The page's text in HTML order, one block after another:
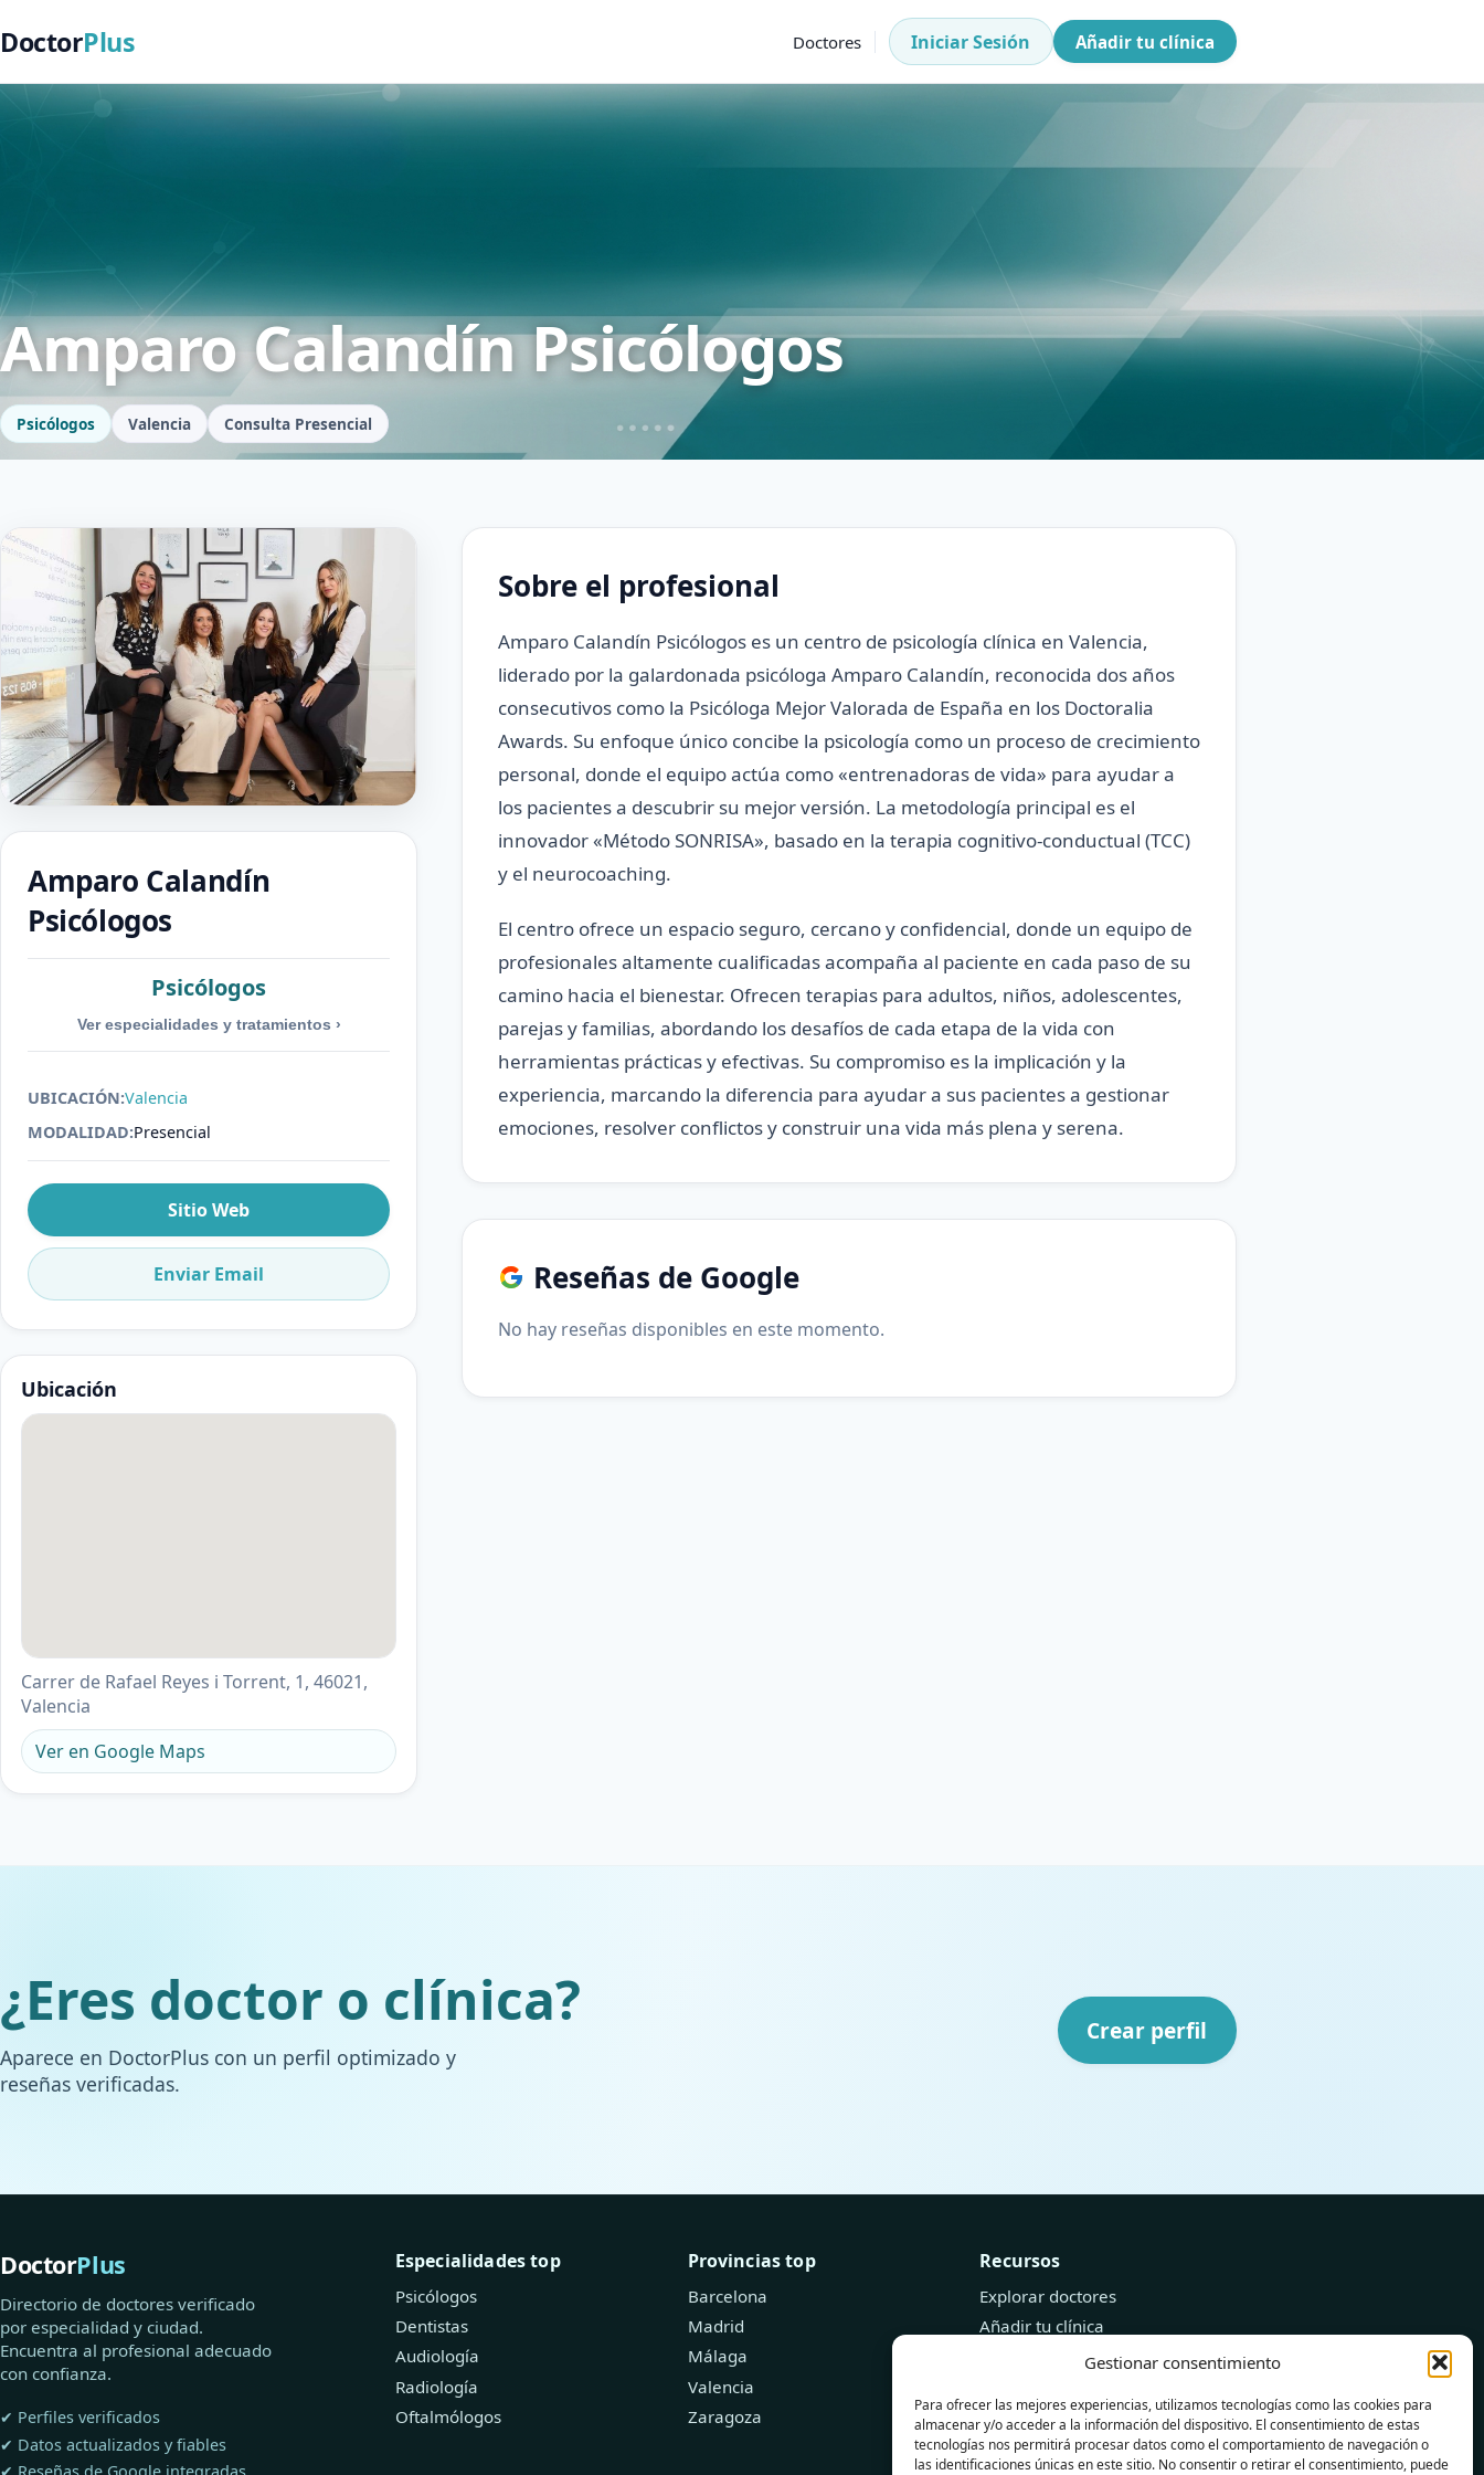
Gestionar consentimiento
Para ofrecer las mejores experiencias, utilizamos tecnologías como las cookies para
almacenar y/o acceder a la información del dispositivo. El consentimiento de estas
tecnologías nos permitirá procesar datos como el comportamiento de navegación o
las identificaciones únicas en este sitio. No consentir o retirar el consentimiento, puede
DoctorPlus Doctores Iniciar Sesión Añadir tu clínica
Amparo Calandín Psicólogos
Psicólogos Valencia Consulta Presencial
Amparo Calandín
Psicólogos
Psicólogos
Ver especialidades y tratamientos ›
UBICACIÓN:Valencia
MODALIDAD:Presencial
Sitio Web
Enviar Email
Ubicación
Carrer de Rafael Reyes i Torrent, 1, 46021,
Valencia
Ver en Google Maps
Sobre el profesional
Amparo Calandín Psicólogos es un centro de psicología clínica en Valencia,
liderado por la galardonada psicóloga Amparo Calandín, reconocida dos años
consecutivos como la Psicóloga Mejor Valorada de España en los Doctoralia
Awards. Su enfoque único concibe la psicología como un proceso de crecimiento
personal, donde el equipo actúa como «entrenadoras de vida» para ayudar a
los pacientes a descubrir su mejor versión. La metodología principal es el
innovador «Método SONRISA», basado en la terapia cognitivo-conductual (TCC)
y el neurocoaching.
El centro ofrece un espacio seguro, cercano y confidencial, donde un equipo de
profesionales altamente cualificadas acompaña al paciente en cada paso de su
camino hacia el bienestar. Ofrecen terapias para adultos, niños, adolescentes,
parejas y familias, abordando los desafíos de cada etapa de la vida con
herramientas prácticas y efectivas. Su compromiso es la implicación y la
experiencia, marcando la diferencia para ayudar a sus pacientes a gestionar
emociones, resolver conflictos y construir una vida más plena y serena.
Reseñas de Google
No hay reseñas disponibles en este momento.
¿Eres doctor o clínica?
Aparece en DoctorPlus con un perfil optimizado y
reseñas verificadas.
Crear perfil
DoctorPlus
Directorio de doctores verificado
por especialidad y ciudad.
Encuentra al profesional adecuado
con confianza.
✔ Perfiles verificados
✔ Datos actualizados y fiables
Especialidades top
Psicólogos
Dentistas
Audiología
Radiología
Oftalmólogos
Provincias top
Barcelona
Madrid
Málaga
Valencia
Zaragoza
Recursos
Explorar doctores
Añadir tu clínica
Blog de Salud